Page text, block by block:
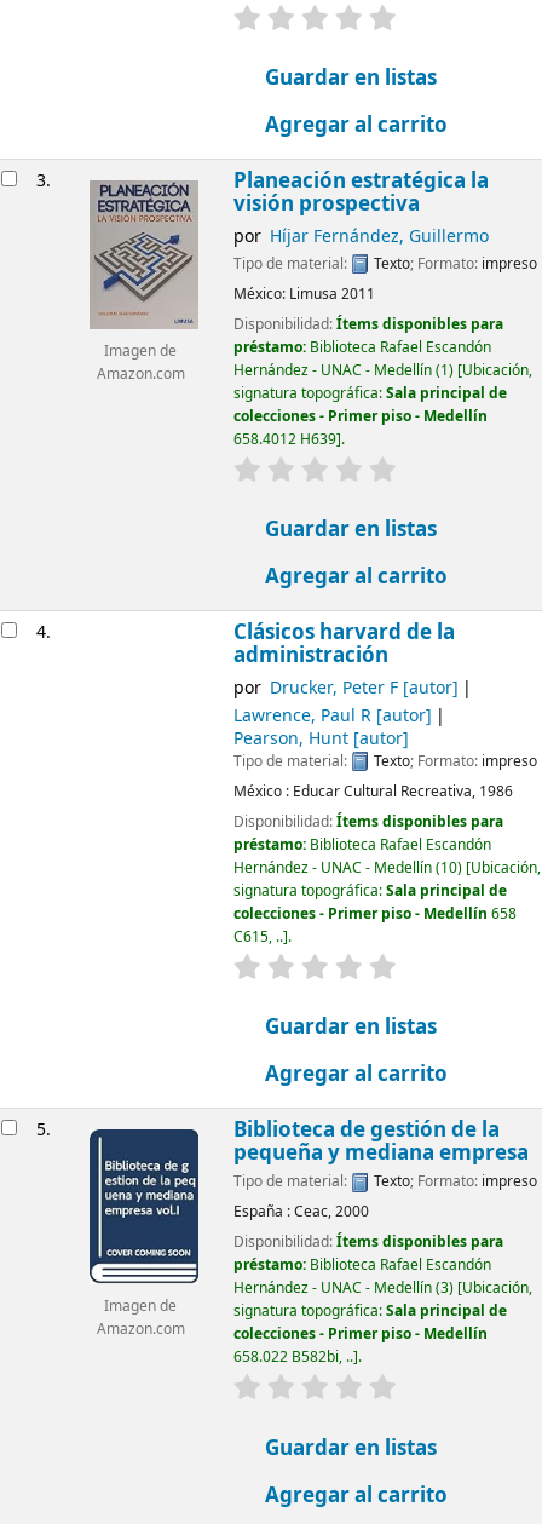
valoración
Guardar en listas
Agregar al carrito
3.
Imagen de
Amazon.com
Planeación estratégica la
visión prospectiva
por Híjar Fernández, Guillermo
Tipo de material: Texto; Formato: impreso
México: Limusa 2011
Disponibilidad:Ítems disponibles para
préstamo: Biblioteca Rafael Escandón
Hernández - UNAC - Medellín(1) Ubicación,
signatura topográfica:Sala principal de
colecciones - Primer piso - Medellín
658.4012 H639 .
valoración
Guardar en listas
Agregar al carrito
4. Clásicos harvard de la
administración
por Drucker, Peter F[autor]
Lawrence, Paul R[autor]
Pearson, Hunt[autor]
Tipo de material: Texto; Formato: impreso
México : Educar Cultural Recreativa, 1986
Disponibilidad:Ítems disponibles para
préstamo: Biblioteca Rafael Escandón
Hernández - UNAC - Medellín(10) Ubicación,
signatura topográfica:Sala principal de
colecciones - Primer piso - Medellín 658
C615, .. .
valoración
Guardar en listas
Agregar al carrito
5.
Imagen de
Amazon.com
Biblioteca de gestión de la
pequeña y mediana empresa
Tipo de material: Texto; Formato: impreso
España :Ceac,2000
Disponibilidad:Ítems disponibles para
préstamo: Biblioteca Rafael Escandón
Hernández - UNAC - Medellín(3) Ubicación,
signatura topográfica:Sala principal de
colecciones - Primer piso - Medellín
658.022 B582bi, .. .
valoración
Guardar en listas
Agregar al carrito